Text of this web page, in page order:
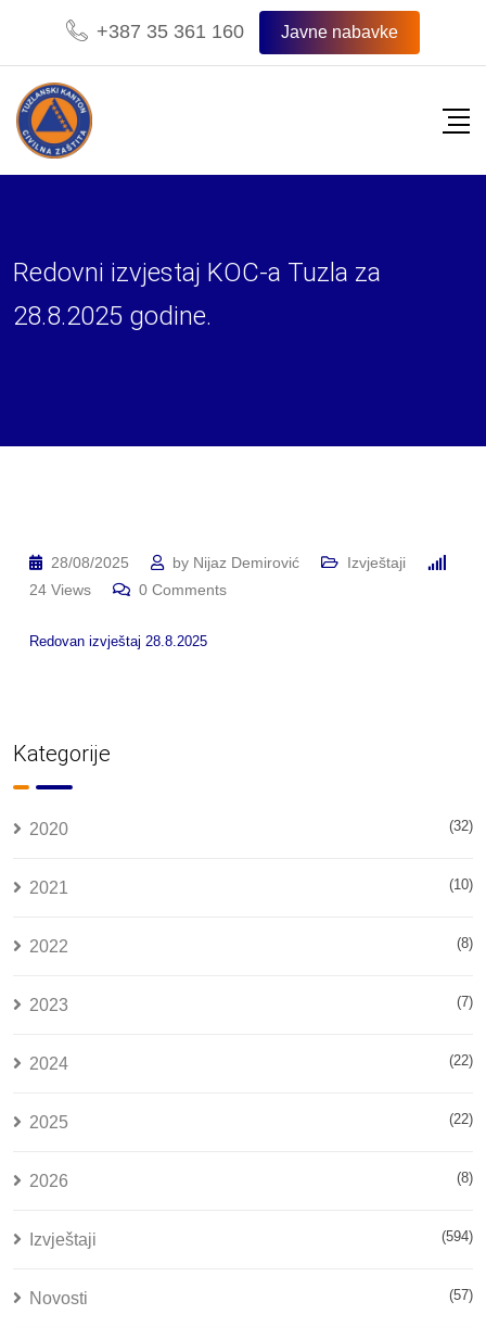
content
+387 35 361 160 Javne nabavke
Redovni izvjestaj KOC-a Tuzla za
28.8.2025 godine.
28/08/2025 by Nijaz Demirović
Izvještaji
24 Views 0 Comments
Redovan izvještaj 28.8.2025
Kategorije
2020 (32)
2021 (10)
2022 (8)
2023 (7)
2024 (22)
2025 (22)
2026 (8)
Izvještaji (594)
Novosti (57)